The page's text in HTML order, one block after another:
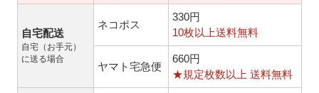
自宅配送
自宅（お手元）
に送る場合
ネコポス
330円
10枚以上送料無料
ヤマト宅急便
660円
★規定枚数以上 送料無料